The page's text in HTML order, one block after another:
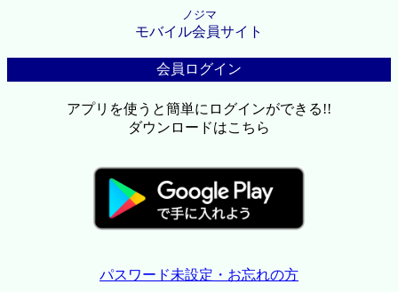
ノジマ
モバイル会員サイト
会員ログイン
アプリを使うと簡単にログインができる!!
ダウンロードはこちら
パスワード未設定・お忘れの方